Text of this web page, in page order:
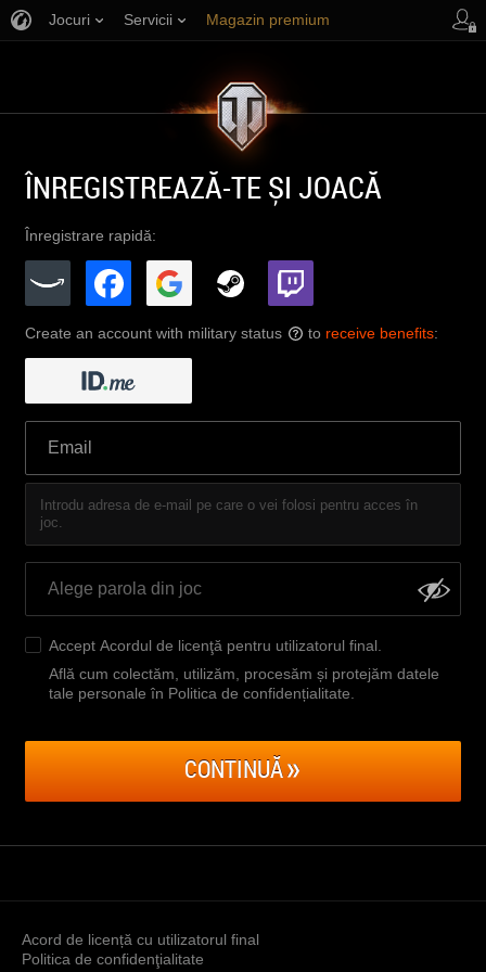
Jocuri Servicii Magazin premium
ÎNREGISTREAZĂ-TE ȘI JOACĂ
Înregistrare rapidă:
Create an account with military status ? to receive benefits:
Introdu adresa de e-mail pe care o vei folosi pentru acces în
joc.
Accept Acordul de licenţă pentru utilizatorul final
Află cum colectăm, utilizăm, procesăm și protejăm datele
tale personale în Politica de confidențialitate
CONTINUĂ
Acord de licență cu utilizatorul final
Politica de confidenţialitate